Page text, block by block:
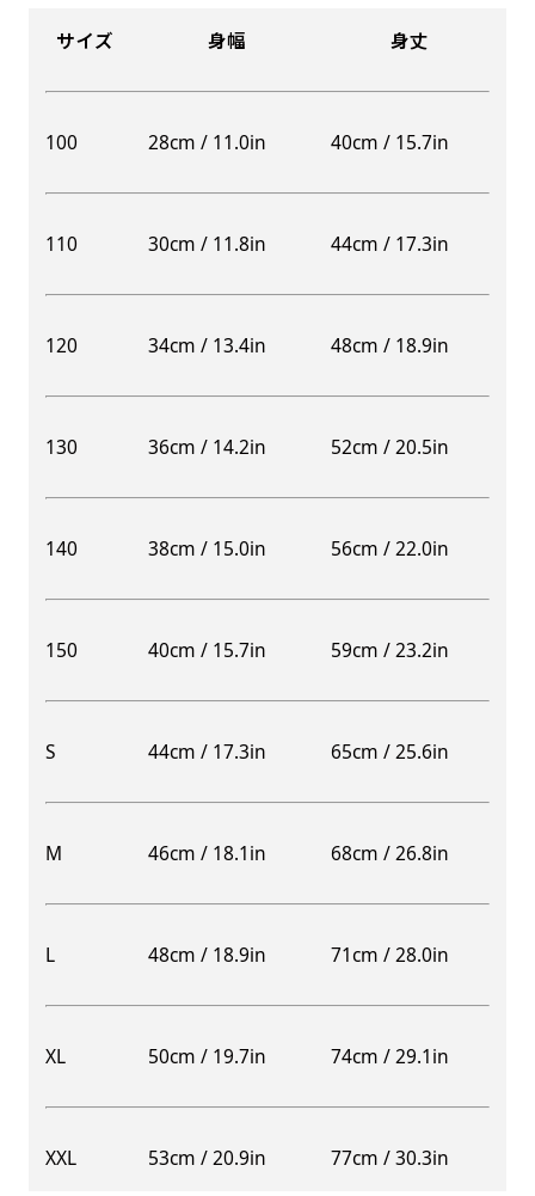
サイズ 身幅 身丈
100 28cm / 11.0in 40cm / 15.7in
110 30cm / 11.8in 44cm / 17.3in
120 34cm / 13.4in 48cm / 18.9in
130 36cm / 14.2in 52cm / 20.5in
140 38cm / 15.0in 56cm / 22.0in
150 40cm / 15.7in 59cm / 23.2in
S 44cm / 17.3in 65cm / 25.6in
M 46cm / 18.1in 68cm / 26.8in
L 48cm / 18.9in 71cm / 28.0in
XL 50cm / 19.7in 74cm / 29.1in
XXL 53cm / 20.9in 77cm / 30.3in